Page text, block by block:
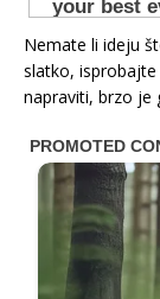
Nemate li ideju
slatko,
napraviti, brzo je